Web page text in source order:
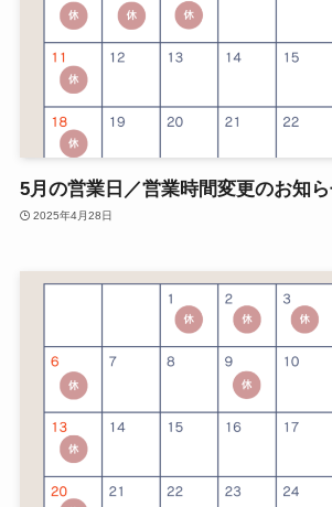
5月の営業日／営業時間変更のお知
2025年4月28日